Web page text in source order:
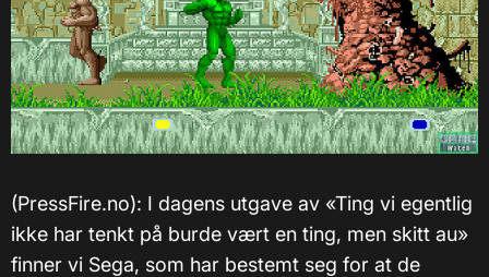
(PressFire.no): I dagens utgave av «Ting vi egentlig
ikke har tenkt på burde vært en ting, men skitt au»
finner vi Sega, som har bestemt seg for at de